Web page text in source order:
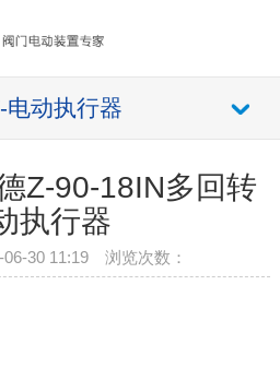
电动执行器
Z-90-18IN多回转
执行器
06-30 11:19 浏览次数：